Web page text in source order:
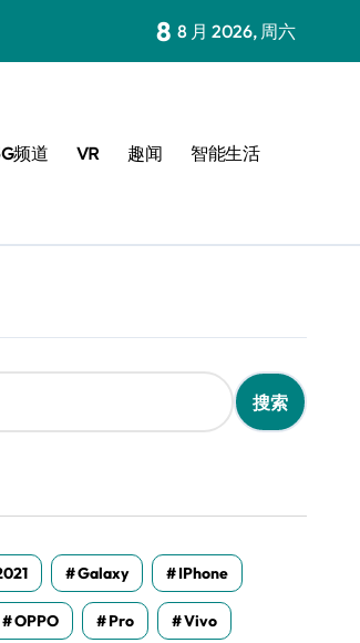
8 8 月 2026, 周六
频道 VR 趣闻 智能生活
Galaxy IPhone
OPPO Pro Vivo